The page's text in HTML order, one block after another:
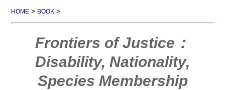
HOME > BOOK >
Frontiers of Justice：
Disability, Nationality,
Species Membership